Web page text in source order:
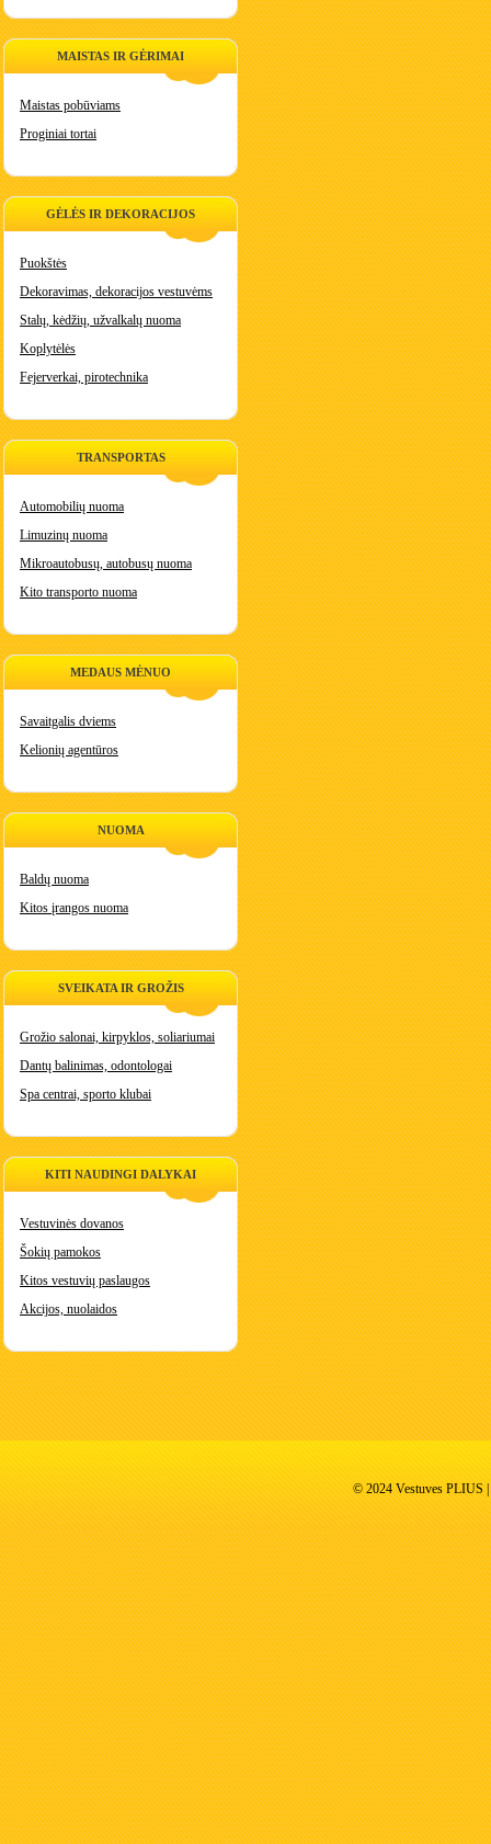
MAISTAS IR GĖRIMAI
Maistas pobūviams
Proginiai tortai
GĖLĖS IR DEKORACIJOS
Puokštės
Dekoravimas, dekoracijos vestuvėms
Stalų, kėdžių, užvalkalų nuoma
Koplytėlės
Fejerverkai, pirotechnika
TRANSPORTAS
Automobilių nuoma
Limuzinų nuoma
Mikroautobusų, autobusų nuoma
Kito transporto nuoma
MEDAUS MĖNUO
Savaitgalis dviems
Kelionių agentūros
NUOMA
Baldų nuoma
Kitos įrangos nuoma
SVEIKATA IR GROŽIS
Grožio salonai, kirpyklos, soliariumai
Dantų balinimas, odontologai
Spa centrai, sporto klubai
KITI NAUDINGI DALYKAI
Vestuvinės dovanos
Šokių pamokos
Kitos vestuvių paslaugos
Akcijos, nuolaidos
© 2024 Vestuves PLIUS